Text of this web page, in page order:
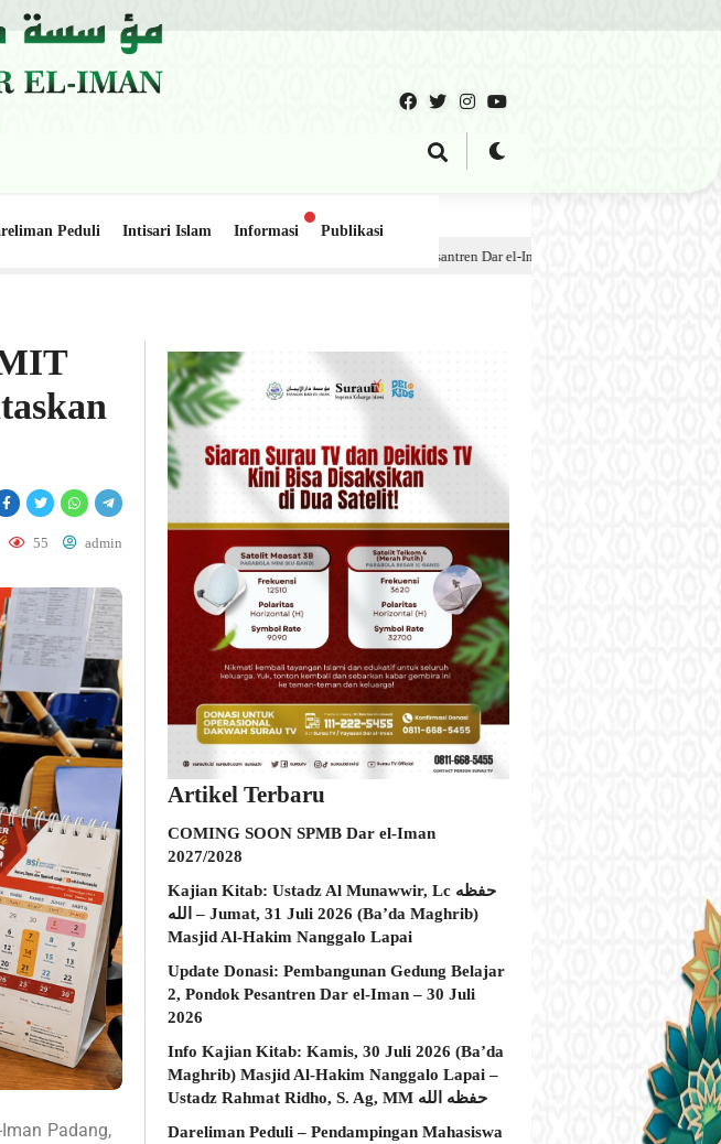
Peduli Intisari Islam Informasi
Publikasi
Gedung Belajar 2, Pondok Pesantren Dar el-Iman – 30 Juli 2026 6 hari lalu
55 admin
Padang,
Artikel Terbaru
COMING SOON SPMB Dar el-Iman
2027/2028
Kajian Kitab: Ustadz Al Munawwir, Lc حفظه
الله – Jumat, 31 Juli 2026 (Ba’da Maghrib)
Masjid Al-Hakim Nanggalo Lapai
Update Donasi: Pembangunan Gedung Belajar
2, Pondok Pesantren Dar el-Iman – 30 Juli
2026
Info Kajian Kitab: Kamis, 30 Juli 2026 (Ba’da
Maghrib) Masjid Al-Hakim Nanggalo Lapai –
Ustadz Rahmat Ridho, S. Ag, MM حفظه الله
Dareliman Peduli – Pendampingan Mahasiswa